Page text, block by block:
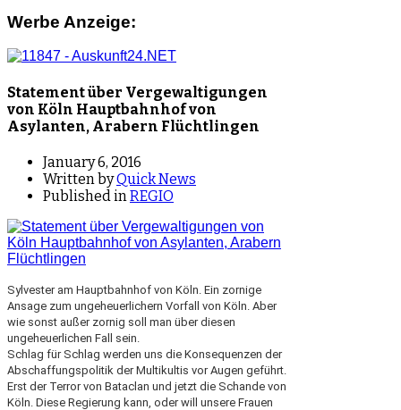
Werbe Anzeige:
Statement über Vergewaltigungen
von Köln Hauptbahnhof von
Asylanten, Arabern Flüchtlingen
January 6, 2016
Written byQuick News
Published inREGIO
Sylvester am Hauptbahnhof von Köln. Ein zornige
Ansage zum ungeheuerlichern Vorfall von Köln. Aber
wie sonst außer zornig soll man über diesen
ungeheuerlichen Fall sein.
Schlag für Schlag werden uns die Konsequenzen der
Abschaffungspolitik der Multikultis vor Augen geführt.
Erst der Terror von Bataclan und jetzt die Schande von
Köln. Diese Regierung kann, oder will unsere Frauen